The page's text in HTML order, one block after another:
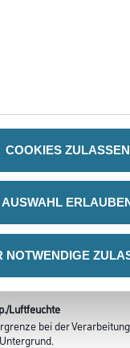
COOKIES ZULASSEN
AUSWAHL
NOTWENDIGE
Nespri-TEC-
Substanzen
dass in den meisten
Luftfeuchte
bei der